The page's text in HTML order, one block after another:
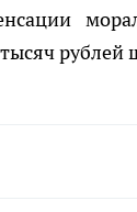
рублей